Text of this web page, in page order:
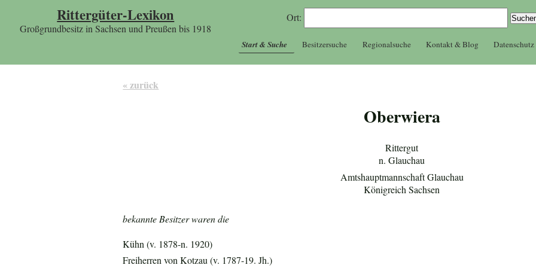
Rittergüter-Lexikon
Großgrundbesitz in Sachsen und Preußen bis 1918
Ort:
Start & Suche Besitzersuche Regionalsuche Kontakt & Blog Datenschutz
« zurück
Oberwiera
Rittergut
n. Glauchau
Amtshauptmannschaft Glauchau
Königreich Sachsen
bekannte Besitzer waren die
Kühn (v. 1878-n. 1920)
Freiherren von Kotzau (v. 1787-19. Jh.)